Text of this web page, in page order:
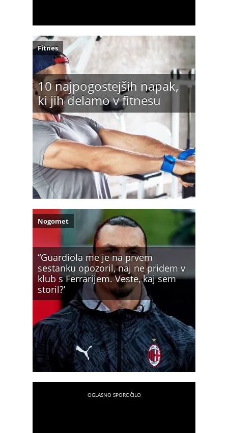
10 najpogostejših napak,
ki jih delamo v fitnesu
Fitnes
“Guardiola me je na prvem
sestanku opozoril, naj ne pridem v
klub s Ferrarijem. Veste, kaj sem
storil?’
Nogomet